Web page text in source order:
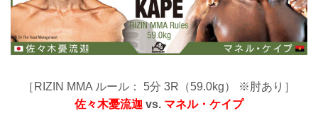
［RIZIN MMA ルール： 5分 3R（59.0kg） ※肘あり］
佐々木憂流迦 vs. マネル・ケイプ